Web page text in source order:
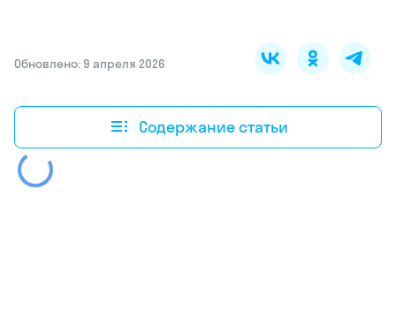
Обновлено: 9 апреля 2026
Содержание статьи